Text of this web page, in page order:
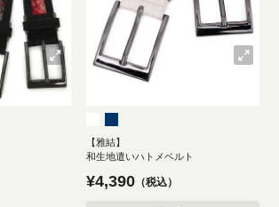
【雅結】
和生地遣いハトメベルト
¥4,390 税込